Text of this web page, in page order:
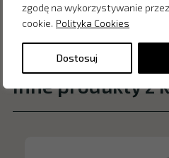
zgodę na wykorzystywanie
cookie. Polityka Cookies
Dostosuj
Inne produkty z